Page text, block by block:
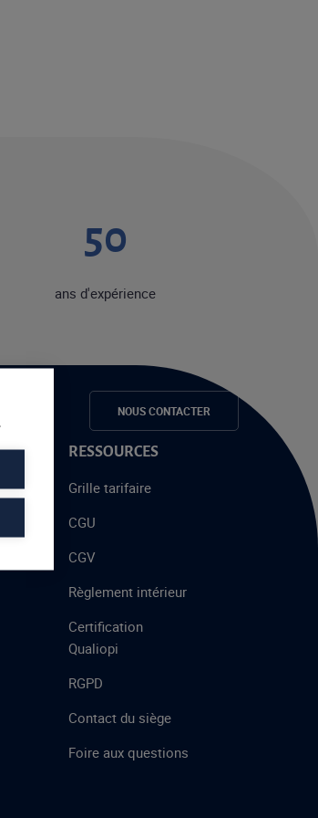
NOUS CONTACTER
50
ans d'expérience
RESSOURCES
Grille tarifaire
CGU
CGV
Règlement intérieur
Certification
Qualiopi
RGPD
Contact du siège
Foire aux questions